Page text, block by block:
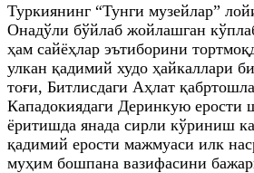
Туркиянинг “Тунги музейлар”
Онадўли бўйлаб жойлашган
ҳам сайёҳлар эътиборини
улкан қадимий худо ҳайкаллари
тоғи, Битлисдаги Аҳлат
Кападокиядаги Деринкую ерости
ёритишда янада сирли кўриниш
қадимий ерости мажмуаси илк
муҳим бошпана вазифасини